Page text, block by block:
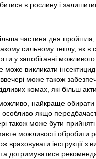
в рослину і
частина дня
сильному теплу, як в
у запобіганні
може викликати
може також
комах, які більш
найкраще обирати
особливо якщо
також може бути
можливості обробити
враховувати інструкції з
та дотримуватися